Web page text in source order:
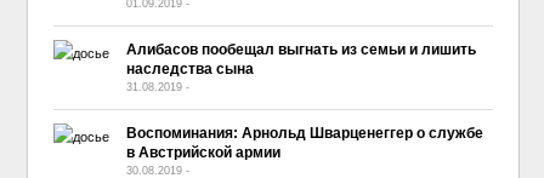
01.09.2019 -
Алибасов пообещал выгнать из семьи и лишить
наследства сына
31.08.2019 -
Воспоминания: Арнольд Шварценеггер о службе
в Австрийской армии
30.08.2019 -